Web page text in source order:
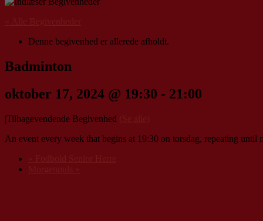
Denne begivenhed er allerede afholdt.
Badminton
oktober 17, 2024 @ 19:30 - 21:00
|Tilbagevendende Begivenhed
An event every week that begins at 19:30 on torsdag, repeating until